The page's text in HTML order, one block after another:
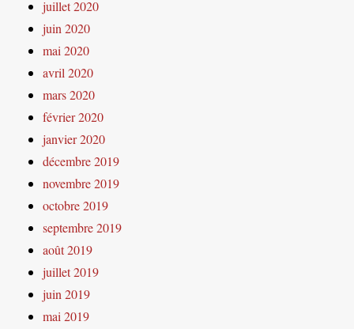
juillet 2020
juin 2020
mai 2020
avril 2020
mars 2020
février 2020
janvier 2020
décembre 2019
novembre 2019
octobre 2019
septembre 2019
août 2019
juillet 2019
juin 2019
mai 2019